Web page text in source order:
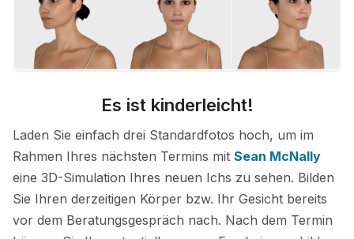
Es ist kinderleicht!
Laden Sie einfach drei Standardfotos hoch, um im
Rahmen Ihres nächsten Termins mit Sean McNally
eine 3D-Simulation Ihres neuen Ichs zu sehen. Bilden
Sie Ihren derzeitigen Körper bzw. Ihr Gesicht bereits
vor dem Beratungsgespräch nach. Nach dem Termin